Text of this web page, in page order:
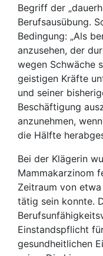
Begriff der
Berufsausübung.
Bedingung: „Als
anzusehen, der
wegen Schwäche
geistigen Kräfte
und seiner
Beschäftigung
anzunehmen,
die Hälfte
Bei der Klägerin
Mammakarzinom
Zeitraum von
tätig sein konnte.
Einstandspflicht
gesundheitlichen